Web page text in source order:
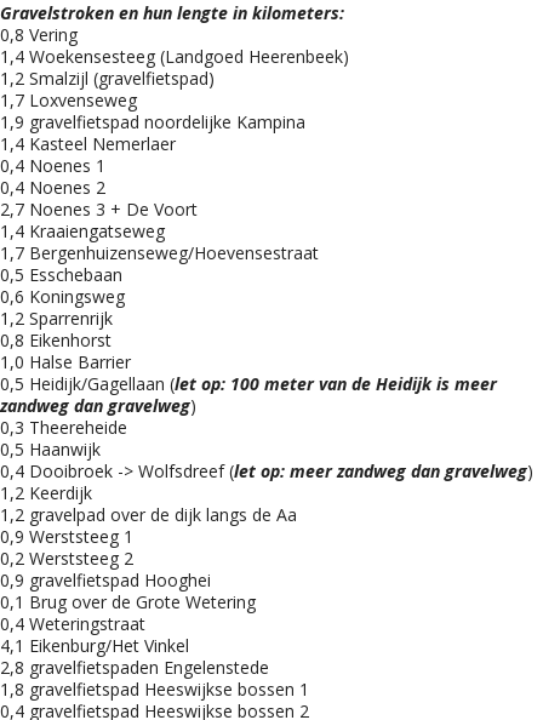
Gravelstroken en hun lengte in kilometers:
0,8 Vering
1,4 Woekensesteeg (Landgoed Heerenbeek)
1,2 Smalzijl (gravelfietspad)
1,7 Loxvenseweg
1,9 gravelfietspad noordelijke Kampina
1,4 Kasteel Nemerlaer
0,4 Noenes 1
0,4 Noenes 2
2,7 Noenes 3 + De Voort
1,4 Kraaiengatseweg
1,7 Bergenhuizenseweg/Hoevensestraat
0,5 Esschebaan
0,6 Koningsweg
1,2 Sparrenrijk
0,8 Eikenhorst
1,0 Halse Barrier
0,5 Heidijk/Gagellaan (let op: 100 meter van de Heidijk is meer
zandweg dan gravelweg)
0,3 Theereheide
0,5 Haanwijk
0,4 Dooibroek -> Wolfsdreef (let op: meer zandweg dan gravelweg)
1,2 Keerdijk
1,2 gravelpad over de dijk langs de Aa
0,9 Werststeeg 1
0,2 Werststeeg 2
0,9 gravelfietspad Hooghei
0,1 Brug over de Grote Wetering
0,4 Weteringstraat
4,1 Eikenburg/Het Vinkel
2,8 gravelfietspaden Engelenstede
1,8 gravelfietspad Heeswijkse bossen 1
0,4 gravelfietspad Heeswijkse bossen 2